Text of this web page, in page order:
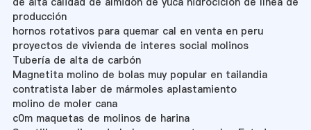
producción
hornos rotativos para quemar cal en venta en peru
proyectos de vivienda de interes social molinos
Tubería de alta de carbón
Magnetita molino de bolas muy popular en tailandia
contratista laber de mármoles aplastamiento
molino de moler cana
c0m maquetas de molinos de harina